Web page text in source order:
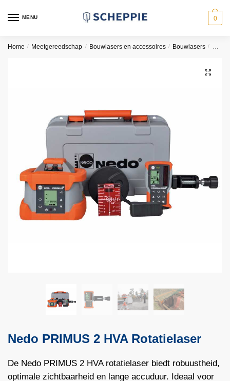
MENU 0
Home / Meetgereedschap / Bouwlasers en accessoires / Bouwlasers / Nedo
🔍
Nedo PRIMUS 2 HVA Rotatielaser
De Nedo PRIMUS 2 HVA rotatielaser biedt robuustheid,
optimale zichtbaarheid en lange accuduur. Ideaal voor